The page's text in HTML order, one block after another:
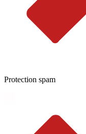
Protection spam